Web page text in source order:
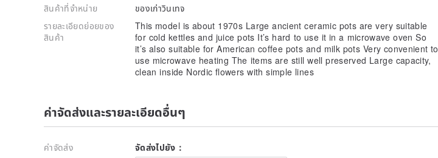
4. If small antiques have small missing parts that do not affect the use or small damages
that are very difficult to see, they will be specially explained, and a photo reference will be
provided, and they will be reflected in the price. Therefore, after the sale, it cannot be due
to price, color difference, scratches, etc. For problems that are not damaged due to the
transportation process, such as stains, various defects, etc., apply for exchange, return,
results in an absolute difference between the received product and the published product
photo (such as the product is broken or damaged), a refund can be made.
สินค้าที่จำหน่าย
ของเก่าวินเทจ
รายละเอียดย่อยของ
สินค้า
This model is about 1970s Large ancient ceramic pots are very suitable
for cold kettles and juice pots It’s hard to use it in a microwave oven So
it’s also suitable for American coffee pots and milk pots Very convenient to
use microwave heating The items are still well preserved Large capacity,
clean inside Nordic flowers with simple lines
ค่าจัดส่งและรายละเอียดอื่นๆ
ค่าจัดส่ง จัดส่งไปยัง：